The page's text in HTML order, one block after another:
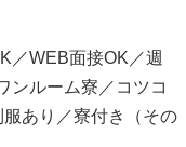
／WEB面接OK／週
ンルーム寮／コツコ
あり／寮付き（その